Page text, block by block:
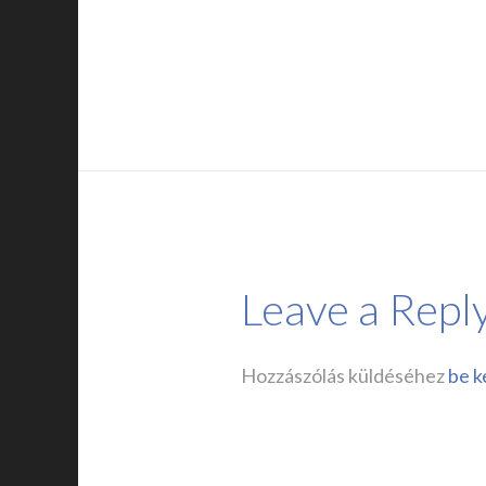
Leave a
Hozzászólás küldéséhezbe